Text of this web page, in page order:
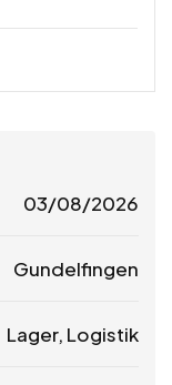
03/08/2026
Gundelfingen
Lager, Logistik